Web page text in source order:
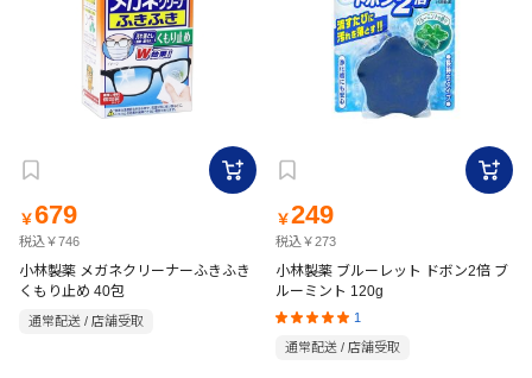
￥679
税込￥746
小林製薬 メガネクリーナーふきふき
くもり止め 40包
通常配送 / 店舗受取
￥249
税込￥273
小林製薬 ブルーレット ドボン2倍 ブ
ルーミント 120g
1
通常配送 / 店舗受取